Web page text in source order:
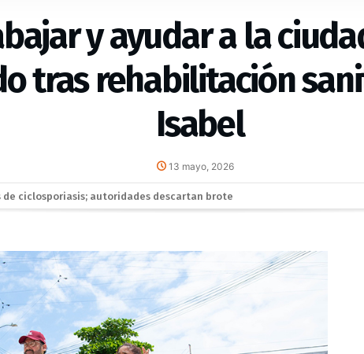
y ayudar a la
tras rehabilitación
Isabel
13 mayo, 2026
relaciones diplomáticas tras cuatro años de tensión
fondo multimillonario para la protección de la fauna
Ángel Aguirre en el caso de la desaparición de los 43 estudiantes de